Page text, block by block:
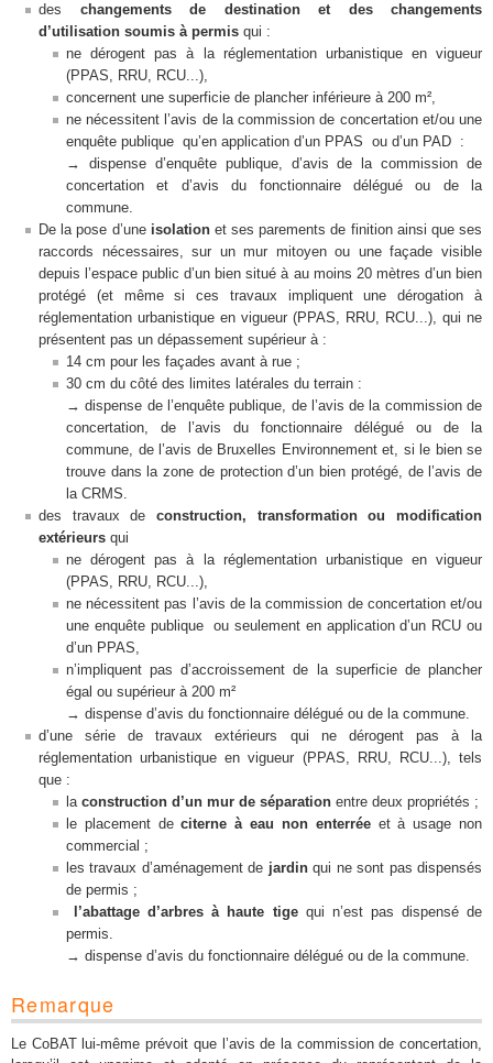
des changements de destination et des changements
d’utilisation soumis à permis qui :
ne dérogent pas à la réglementation urbanistique en vigueur
(PPAS, RRU, RCU...),
concernent une superficie de plancher inférieure à 200 m²,
ne nécessitent l’avis de la commission de concertation et/ou une
enquête publique qu’en application d’un PPAS ou d’un PAD :
→ dispense d’enquête publique, d’avis de la commission de
concertation et d’avis du fonctionnaire délégué ou de la
commune.
De la pose d’une isolationet ses parements de finition ainsi que ses
raccords nécessaires, sur un mur mitoyen ou une façade visible
depuis l’espace public d’un bien situé à au moins 20 mètres d’un bien
protégé (et même si ces travaux impliquent une dérogation à
réglementation urbanistique en vigueur (PPAS, RRU, RCU...), qui ne
présentent pas un dépassement supérieur à :
14 cm pour les façades avant à rue ;
30 cm du côté des limites latérales du terrain :
→ dispense de l’enquête publique, de l’avis de la commission de
concertation, de l’avis du fonctionnaire délégué ou de la
commune, de l’avis de Bruxelles Environnement et, si le bien se
trouve dans la zone de protection d’un bien protégé, de l’avis de
la CRMS.
des travaux de construction, transformation ou modification
extérieurs qui
ne dérogent pas à la réglementation urbanistique en vigueur
(PPAS, RRU, RCU...),
ne nécessitent pas l’avis de la commission de concertation et/ou
une enquête publique ou seulement en application d’un RCU ou
d’un PPAS,
n’impliquent pas d’accroissement de la superficie de plancher
égal ou supérieur à 200 m²
→ dispense d’avis du fonctionnaire délégué ou de la commune.
d’une série de travaux extérieurs qui ne dérogent pas à la
réglementation urbanistique en vigueur (PPAS, RRU, RCU...), tels
que :
la construction d’un mur de séparation entre deux propriétés ;
le placement deciterne à eau non enterréeet à usage non
commercial ;
les travaux d’aménagement de jardinqui ne sont pas dispensés
de permis ;
l’abattage d’arbres à haute tigequi n’est pas dispensé de
permis.
→ dispense d’avis du fonctionnaire délégué ou de la commune.
Remarque
Le CoBAT lui-même prévoit quel’avis de la commission de concertation,